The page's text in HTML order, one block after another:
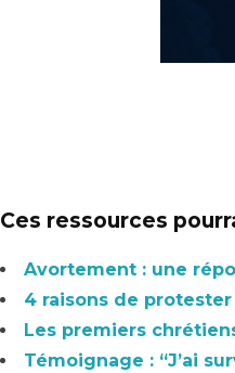
Ces ressources
Avortement : une
4 raisons de
Les premiers
Témoignage : “J’ai